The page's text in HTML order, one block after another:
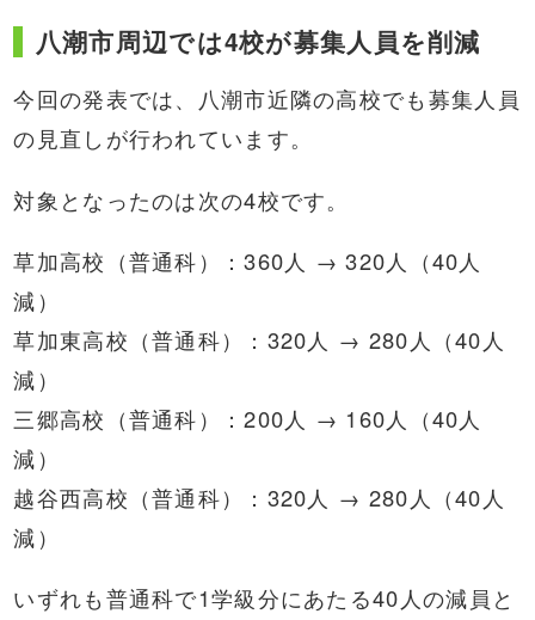
八潮市周辺では4校が募集人員を削減
今回の発表では、八潮市近隣の高校でも募集人員
の見直しが行われています。
対象となったのは次の4校です。
草加高校（普通科）：360人 → 320人（40人
減）
草加東高校（普通科）：320人 → 280人（40人
減）
三郷高校（普通科）：200人 → 160人（40人
減）
越谷西高校（普通科）：320人 → 280人（40人
減）
いずれも普通科で1学級分にあたる40人の減員と